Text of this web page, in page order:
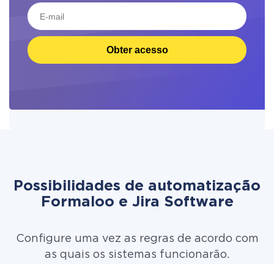
Obter acesso
Possibilidades de automatização
Formaloo e Jira Software
Configure uma vez as regras de acordo com
as quais os sistemas funcionarão.